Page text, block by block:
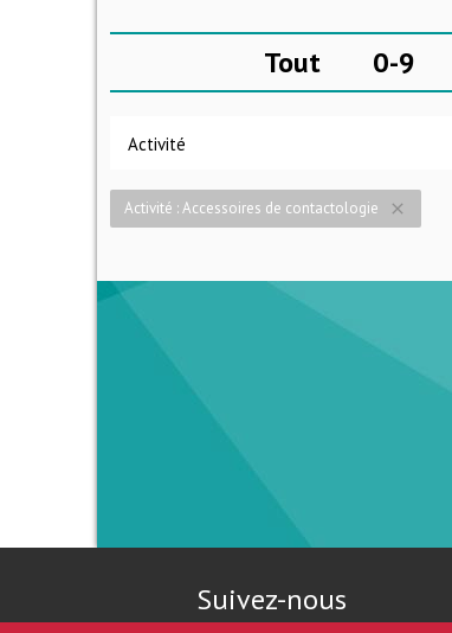
Tout 0-9
Activité
Activité : Accessoires de contactologie close
Suivez-nous